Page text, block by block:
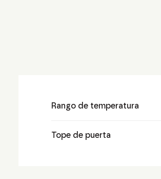
Rango de temperatura
Tope de puerta